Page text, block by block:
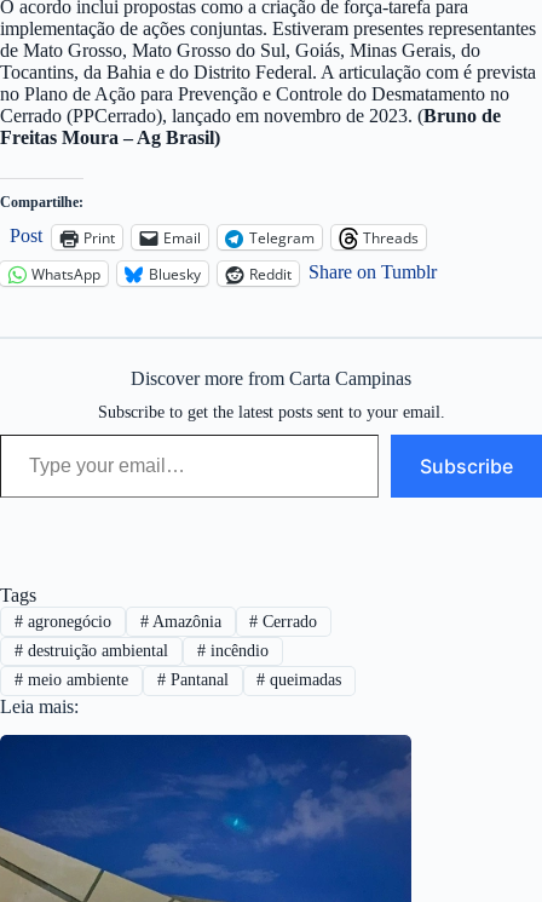
O acordo inclui propostas como a criação de força-tarefa para
implementação de ações conjuntas. Estiveram presentes representantes
de Mato Grosso, Mato Grosso do Sul, Goiás, Minas Gerais, do
Tocantins, da Bahia e do Distrito Federal. A articulação com é prevista
no Plano de Ação para Prevenção e Controle do Desmatamento no
Cerrado (PPCerrado), lançado em novembro de 2023. (Bruno de
Freitas Moura – Ag Brasil)
Compartilhe:
Post Print Email Telegram
Threads
WhatsApp
Bluesky Reddit Share on Tumblr
Discover more from Carta Campinas
Subscribe to get the latest posts sent to your email.
Type your email…
Subscribe
Tags
#agronegócio #Amazônia # Cerrado
#destruição ambiental #incêndio
#meio ambiente #Pantanal # queimadas
Leia mais: